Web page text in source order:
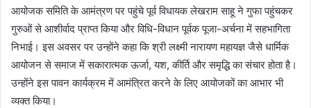
आयोजक समिति के आमंत्रण पर पहुंचे पूर्व विधायक लेखराम साहू ने गुफा पहुंचकर
गुरुओं से आशीर्वाद प्राप्त किया और विधि-विधान पूर्वक पूजा-अर्चना में सहभागिता
निभाई। इस अवसर पर उन्होंने कहा कि श्री लक्ष्मी नारायण महायज्ञ जैसे धार्मिक
आयोजन से समाज में सकारात्मक ऊर्जा, यश, कीर्ति और समृद्धि का संचार होता है।
उन्होंने इस पावन कार्यक्रम में आमंत्रित करने के लिए आयोजकों का आभार भी
व्यक्त किया।